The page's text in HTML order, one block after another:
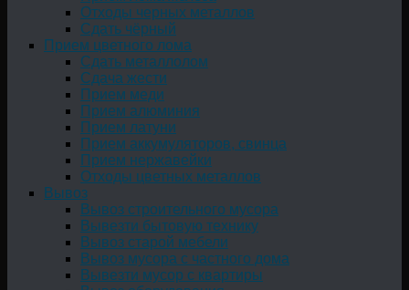
Отходы черных металлов
Сдать чёрный
Прием цветного лома
Сдать металлолом
Сдача жести
Прием меди
Прием алюминия
Прием латуни
Прием аккумуляторов, свинца
Прием нержавейки
Отходы цветных металлов
Вывоз
Вывоз строительного мусора
Вывезти бытовую технику
Вывоз старой мебели
Вывоз мусора с частного дома
Вывезти мусор с квартиры